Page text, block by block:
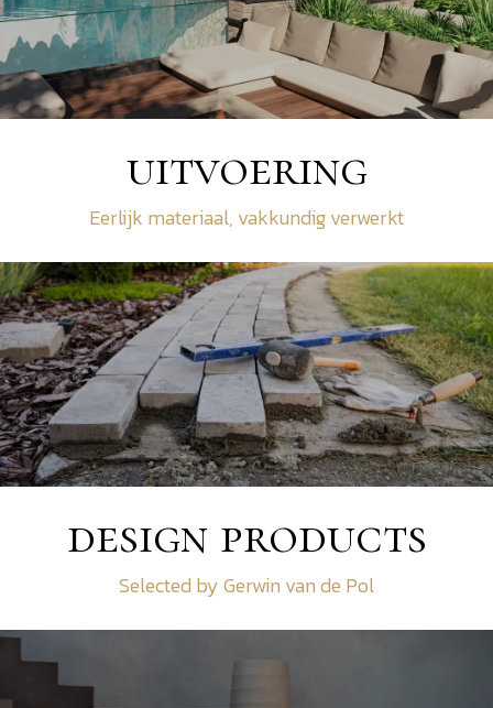
uitvoering
Eerlijk materiaal, vakkundig verwerkt
design products
Selected by Gerwin van de Pol